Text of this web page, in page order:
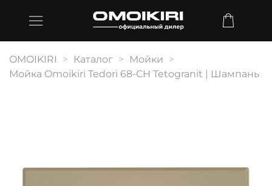
OMOIKIRI Каталог
Мойки
Мойка Omoikiri Tedori 68-CH Tetogranit | Шампань